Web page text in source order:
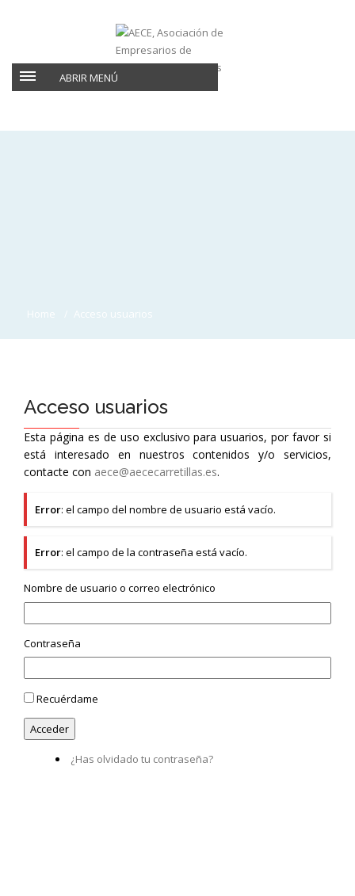
ABRIR MENÚ
Home Acceso usuarios
Acceso usuarios
Esta página es de uso exclusivo para usuarios, por favor si
está interesado en nuestros contenidos y/o servicios,
contacte con aece@aececarretillas.es.
Error: el campo del nombre de usuario está vacío.
Error: el campo de la contraseña está vacío.
Nombre de usuario o correo electrónico
Contraseña
Recuérdame
¿Has olvidado tu contraseña?